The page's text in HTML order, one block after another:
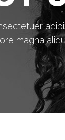
magna